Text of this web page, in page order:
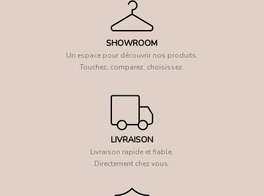
SHOWROOM
Un espace pour découvrir nos produits.
Touchez, comparez, choisissez.
LIVRAISON
Livraison rapide et fiable.
Directement chez vous.